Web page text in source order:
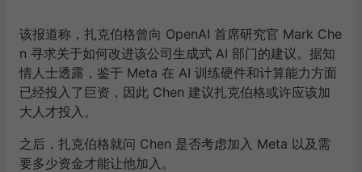
该报道称，扎克伯格曾向 OpenAI 首席研究官 Mark Che
n 寻求关于如何改进该公司生成式 AI 部门的建议。据知
情人士透露，鉴于 Meta 在 AI 训练硬件和计算能力方面
已经投入了巨资，因此 Chen 建议扎克伯格或许应该加
大人才投入。
之后，扎克伯格就问 Chen 是否考虑加入 Meta 以及需
要多少资金才能让他加入。